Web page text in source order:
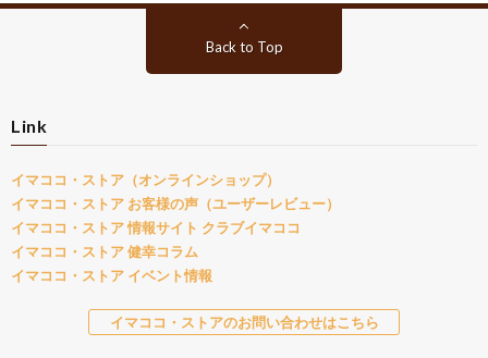
Back to Top
Link
イマココ・ストア（オンラインショップ）
イマココ・ストア お客様の声（ユーザーレビュー）
イマココ・ストア 情報サイト クラブイマココ
イマココ・ストア 健幸コラム
イマココ・ストア イベント情報
イマココ・ストアのお問い合わせはこちら